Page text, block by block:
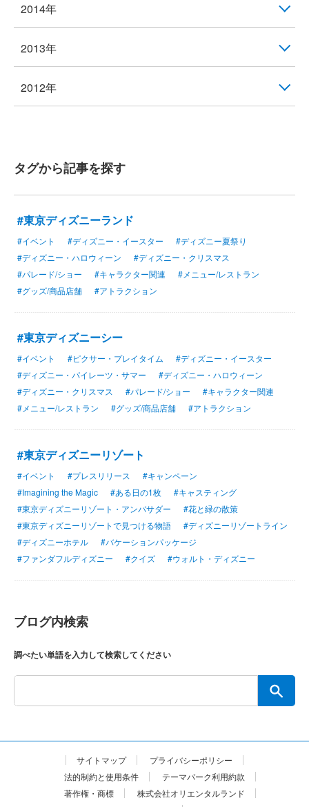
2014年
2013年
2012年
タグから記事を探す
#東京ディズニーランド
#イベント #ディズニー・イースター
#ディズニー夏祭り
#ディズニー・ハロウィーン
#ディズニー・クリスマス
#パレード/ショー
#キャラクター関連
#メニュー/レストラン
#グッズ/商品店舗
#アトラクション
#東京ディズニーシー
#イベント #ピクサー・プレイタイム
#ディズニー・イースター
#ディズニー・パイレーツ・サマー
#ディズニー・ハロウィーン
#ディズニー・クリスマス
#パレード/ショー
#キャラクター関連
#メニュー/レストラン
#グッズ/商品店舗 #アトラクション
#東京ディズニーリゾート
#イベント #プレスリリース
#キャンペーン
#Imagining the Magic
#ある日の1枚
#キャスティング
#東京ディズニーリゾート・アンバサダー
#花と緑の散策
#東京ディズニーリゾートで見つける物語
#ディズニーリゾートライン
#ディズニーホテル
#バケーションパッケージ
#ファンダフルディズニー
#クイズ #ウォルト・ディズニー
ブログ内検索
調べたい単語を入力して検索してください
サイトマップ
プライバシーポリシー
法的制約と使用条件
テーマパーク利用約款
著作権・商標
株式会社オリエンタルランド